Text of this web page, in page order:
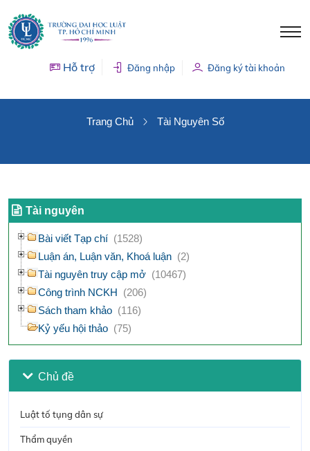
Hỗ trợ Đăng nhập Đăng ký tài khoản
Trang Chủ Tài Nguyên Số
Tài nguyên
Bài viết Tạp chí (1528)
Luận án, Luận văn, Khoá luận (2)
Tài nguyên truy cập mở (10467)
Công trình NCKH (206)
Sách tham khảo (116)
Kỷ yếu hội thảo (75)
Chủ đề
Luật tố tụng dân sự
Thẩm quyền